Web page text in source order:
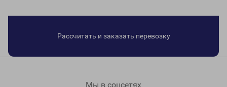
Рассчитать и заказать перевозку
Мы в соцсетях